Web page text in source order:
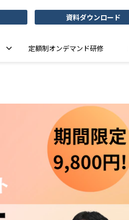
資料ダウンロード
定額制オンデマンド研修